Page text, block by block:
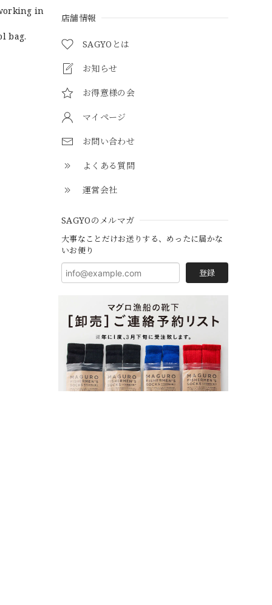
店舗情報
SAGYOとは
お知らせ
お得意様の会
マイページ
お問い合わせ
よくある質問
運営会社
SAGYOのメルマガ
大事なことだけお送りする、めったに届かな
いお便り
登録
in
bag.